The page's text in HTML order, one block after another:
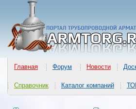
Главная Форум Новости
Справочник Каталог компаний